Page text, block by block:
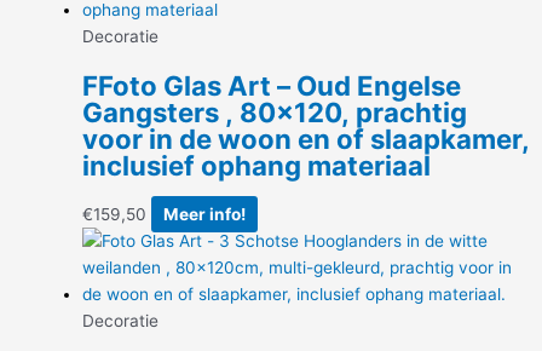
Decoratie
FFoto Glas Art – Oud Engelse
Gangsters , 80×120, prachtig
voor in de woon en of slaapkamer,
inclusief ophang materiaal
€159,50 Meer info!
Decoratie